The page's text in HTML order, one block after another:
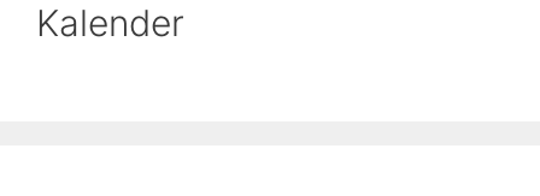
Kalender